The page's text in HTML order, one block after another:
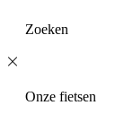
Zoeken
Onze fietsen